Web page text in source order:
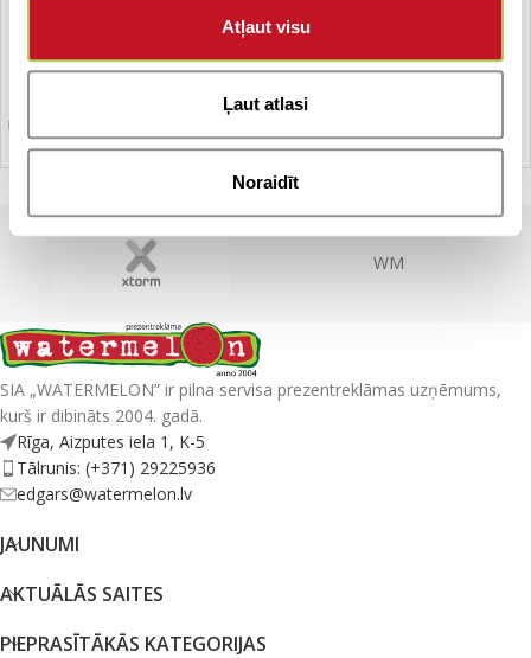
Atļaut visu
Ļaut atlasi
Noraidīt
Ūdens pudele
WM
SIA „WATERMELON” ir pilna servisa prezentreklāmas uzņēmums,
kurš ir dibināts 2004. gadā.
Rīga, Aizputes iela 1, K-5
Tālrunis: (+371) 29225936
edgars@watermelon.lv
JAUNUMI
AKTUĀLĀS SAITES
PIEPRASĪTĀKĀS KATEGORIJAS